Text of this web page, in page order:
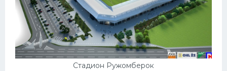
Стадион Ружомберок